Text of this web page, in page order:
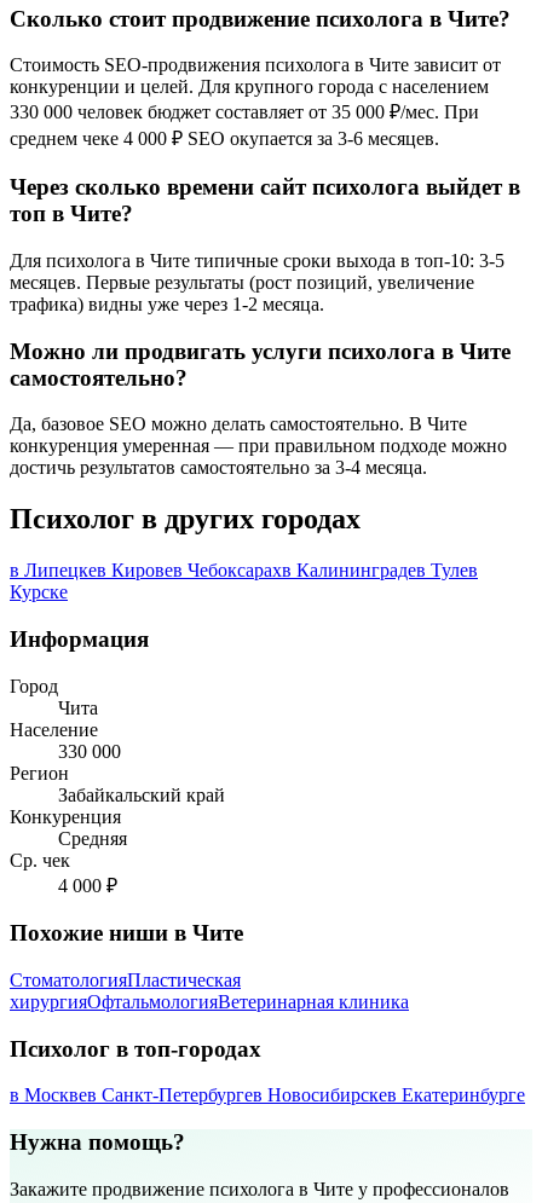
Сколько стоит продвижение психолога в Чите?
Стоимость SEO-продвижения психолога в Чите зависит от
конкуренции и целей. Для крупного города с населением
330 000 человек бюджет составляет от 35 000 ₽/мес. При
среднем чеке 4 000 ₽ SEO окупается за 3-6 месяцев.
Через сколько времени сайт психолога выйдет в
топ в Чите?
Для психолога в Чите типичные сроки выхода в топ-10: 3-5
месяцев. Первые результаты (рост позиций, увеличение
трафика) видны уже через 1-2 месяца.
Можно ли продвигать услуги психолога в Чите
самостоятельно?
Да, базовое SEO можно делать самостоятельно. В Чите
конкуренция умеренная — при правильном подходе можно
достичь результатов самостоятельно за 3-4 месяца.
Психолог в других городах
в Липецкев Кировев Чебоксарахв Калининградев Тулев
Курске
Информация
Город
Чита
Население
330 000
Регион
Забайкальский край
Конкуренция
Средняя
Ср. чек
4 000 ₽
Похожие ниши в Чите
СтоматологияПластическая
хирургияОфтальмологияВетеринарная клиника
Психолог в топ-городах
в Москвев Санкт-Петербургев Новосибирскев Екатеринбурге
Нужна помощь?
Закажите продвижение психолога в Чите у профессионалов